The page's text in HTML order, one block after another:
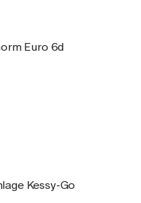
Euro 6d
Kessy-Go